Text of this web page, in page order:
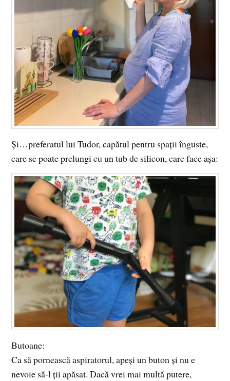
Și…preferatul lui Tudor, capătul pentru spații înguste,
care se poate prelungi cu un tub de silicon, care face așa:
Butoane:
Ca să pornească aspiratorul, apeși un buton și nu e
nevoie să-l ții apăsat. Dacă vrei mai multă putere,